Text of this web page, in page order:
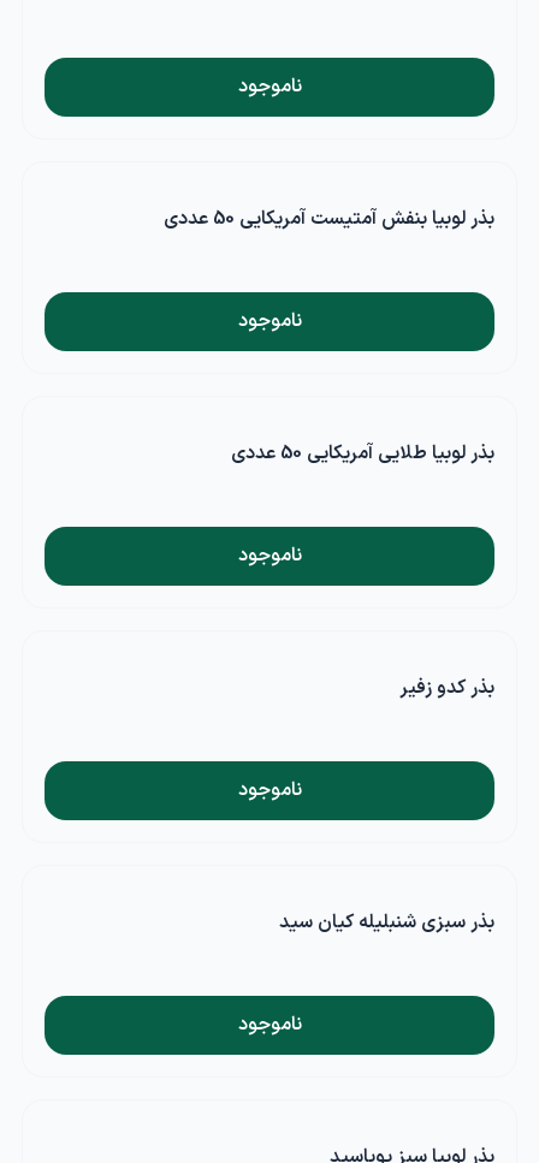
ناموجود
بذر لوبیا بنفش آمتیست آمریکایی 50 عددی
ناموجود
بذر لوبیا طلایی آمریکایی 50 عددی
ناموجود
بذر کدو زفیر
ناموجود
بذر سبزی شنبلیله کیان سید
ناموجود
بذر لوبیا سبز پویاسید